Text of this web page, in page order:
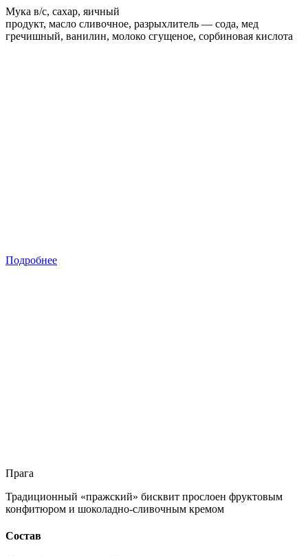
Мука в/с, сахар, яичный
продукт, масло сливочное, разрыхлитель — сода, мед
гречишный, ванилин, молоко сгущеное, сорбиновая кислота
Подробнее
Прага
Традиционный «пражский» бисквит прослоен фруктовым
конфитюром и шоколадно-сливочным кремом
Состав